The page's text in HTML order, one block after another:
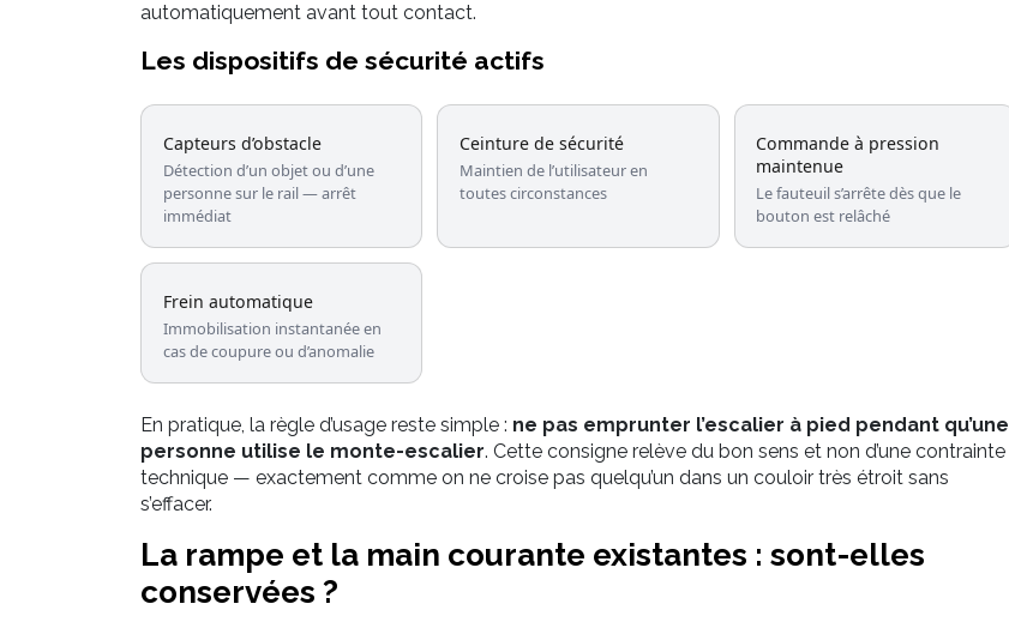
automatiquement avant tout contact.
Les dispositifs de sécurité actifs
Capteurs d’obstacle
Détection d’un objet ou d’une
personne sur le rail — arrêt
immédiat
Ceinture de sécurité
Maintien de l’utilisateur en
toutes circonstances
Commande à pression
maintenue
Le fauteuil s’arrête dès que le
bouton est relâché
Frein automatique
Immobilisation instantanée en
cas de coupure ou d’anomalie
En pratique, la règle d’usage reste simple : ne pas emprunter l’escalier à pied pendant qu’une
personne utilise le monte-escalier. Cette consigne relève du bon sens et non d’une contrainte
technique — exactement comme on ne croise pas quelqu’un dans un couloir très étroit sans
s’effacer.
La rampe et la main courante existantes : sont-elles
conservées ?